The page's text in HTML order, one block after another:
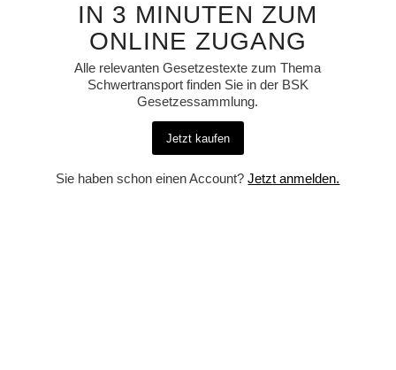
IN 3 MINUTEN ZUM
ONLINE ZUGANG
Alle relevanten Gesetzestexte zum Thema
Schwertransport finden Sie in der BSK
Gesetzessammlung.
Jetzt kaufen
Sie haben schon einen Account?Jetzt anmelden.